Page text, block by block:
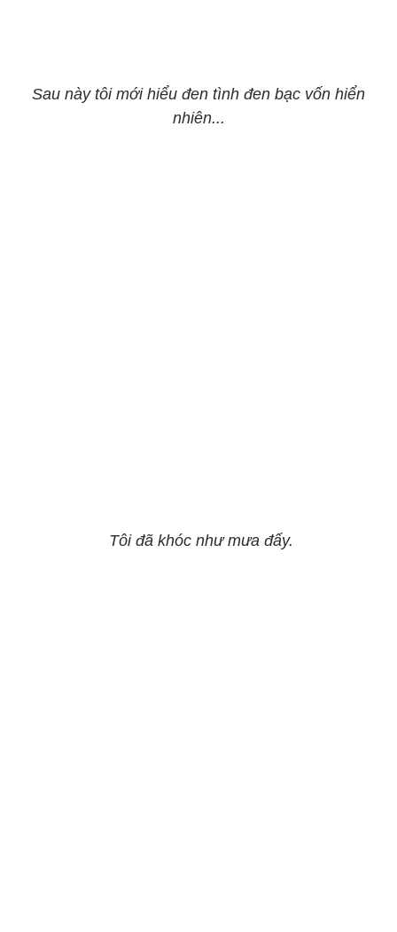
Sau này tôi mới hiểu đen tình đen bạc vốn hiển
nhiên...
Tôi đã khóc như mưa đấy.